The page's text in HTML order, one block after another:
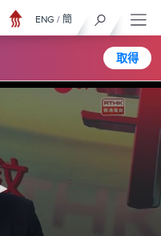
取得
ENG / 簡